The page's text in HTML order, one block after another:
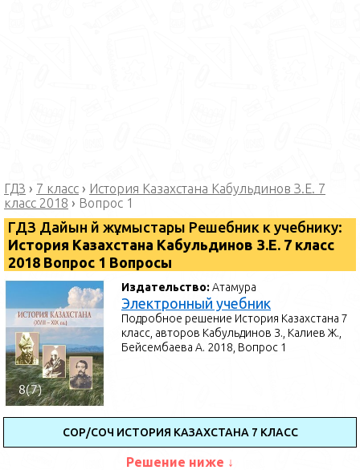
ГДЗ › 7 класс › История Казахстана Кабульдинов З.Е. 7
класс 2018 › Вопрос 1
ГДЗ Дайын үй жұмыстары Решебник к учебнику:
История Казахстана Кабульдинов З.Е. 7 класс
2018 Вопрос 1 Вопросы
Издательство:Атамура
Электронный учебник
Подробное решение История Казахстана 7
класс, авторов Кабульдинов З., Калиев Ж.,
Бейсембаева А. 2018, Вопрос 1
СОР/СОЧ ИСТОРИЯ КАЗАХСТАНА 7 КЛАСС
Решение ниже ↓